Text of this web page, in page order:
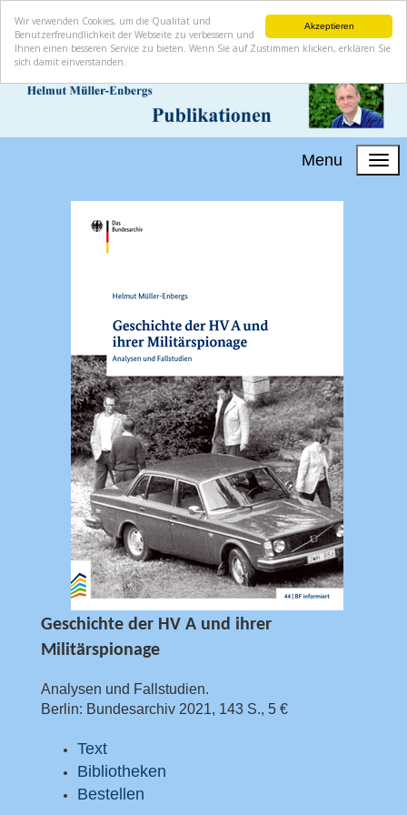
Akzeptieren
Wir verwenden Cookies, um die Qualität und
Benutzerfreundlichkeit der Webseite zu verbessern und
Ihnen einen besseren Service zu bieten. Wenn Sie auf Zustimmen klicken, erklären Sie
sich damit einverstanden.
Menu
Geschichte der HV A und ihrer
Militärspionage
Analysen und Fallstudien.
Berlin: Bundesarchiv 2021, 143 S., 5 €
Text
Bibliotheken
Bestellen